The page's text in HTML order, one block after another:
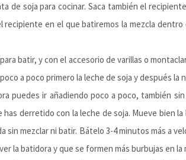
de soja para cocinar. Saca también el
en el que batiremos la mezcla
batir, y con el accesorio de varillas o
a poco primero la leche de soja y después la
puedes ir añadiendo poco a poco, también
has derretido con la leche de soja. Mueve bien
sin mezclar ni batir. Bátelo 3-4 minutos más a
la batidora y que se formen más burbujas en la